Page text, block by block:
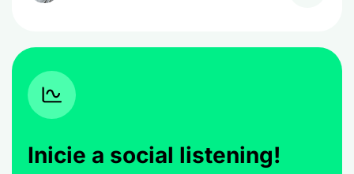
Inicie a social listening!